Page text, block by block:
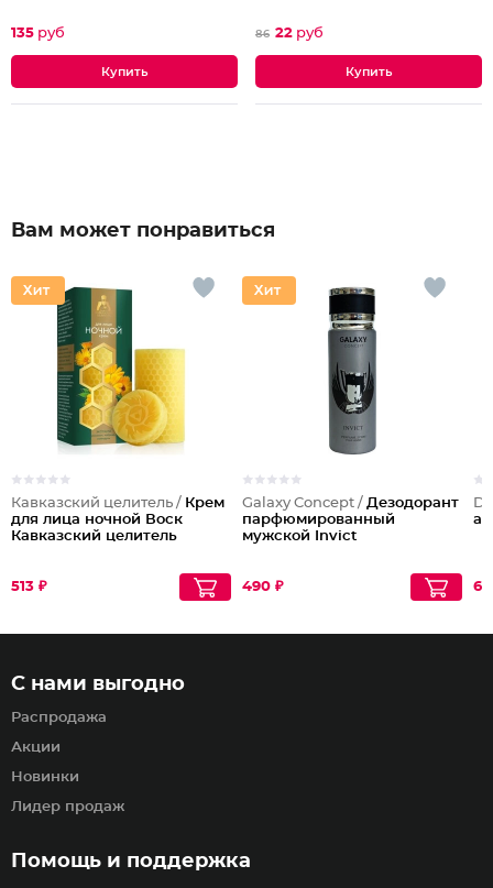
135 руб 86 22 руб
Вам может понравиться
Кавказский целитель / Крем
для лица ночной Воск
Кавказский целитель
513 ₽
Galaxy Concept / Дезодорант
парфюмированный
мужской Invict
490 ₽
Помощь и поддержка
С нами выгодно
Распродажа
Акции
Новинки
Лидер продаж